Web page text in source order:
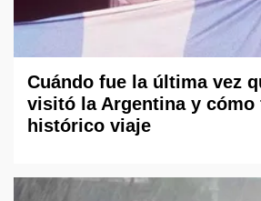
Cuándo fue la última vez
visitó la Argentina y cómo
histórico viaje